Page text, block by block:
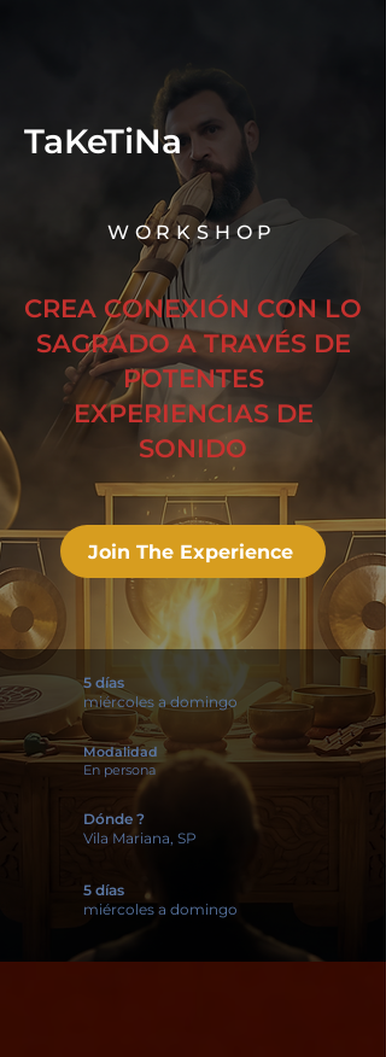
TaKeTiNa
WORKSHOP
CREA CONEXIÓN CON LO
SAGRADO A TRAVÉS DE
POTENTES
EXPERIENCIAS DE
SONIDO
Join The Experience
5 días
miércoles a domingo
Modalidad
En persona
Dónde ?
Vila Mariana, SP
5 días
miércoles a domingo